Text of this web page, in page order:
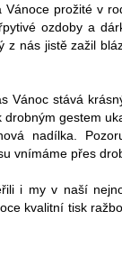
prožité v
ozdoby a
z nás jistě zažil
Vánoc stává
gestem
nadílka.
vnímáme přes
i my v naší
kvalitní tisk